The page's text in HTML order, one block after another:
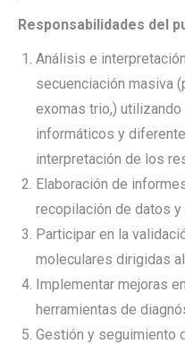
Responsabilidades del
Análisis e
secuenciación masiva
exomas trio,)
informáticos y
interpretación de los
Elaboración de
recopilación de datos
Participar en la
moleculares dirigidas
Implementar mejoras
herramientas de
Gestión y seguimiento